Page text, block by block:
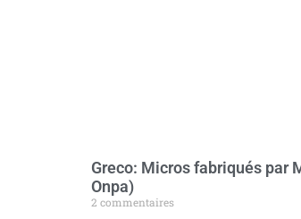
Greco: Micros fabriqués par
Onpa)
2 commentaires